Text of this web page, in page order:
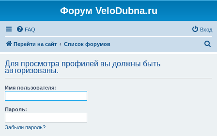
Форум VeloDubna.ru
FAQ Вход
Перейти на сайт Список форумов
с
Для просмотра профилей вы должны быть
авторизованы.
Имя пользователя:
Пароль:
Забыли пароль?